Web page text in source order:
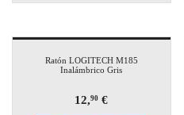
Ratón LOGITECH M185
Inalámbrico Gris
12,90 €